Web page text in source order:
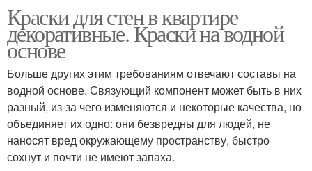
Краски для стен в квартире
декоративные. Краски на водной
основе
Больше других этим требованиям отвечают составы на
водной основе. Связующий компонент может быть в них
разный, из-за чего изменяются и некоторые качества, но
объединяет их одно: они безвредны для людей, не
наносят вред окружающему пространству, быстро
сохнут и почти не имеют запаха.